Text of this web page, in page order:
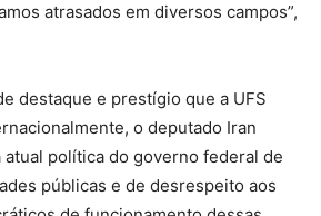
atrasados em diversos campos”,
destaque e prestígio que a UFS
o deputado Iran
atual política do governo federal de
públicas e de desrespeito aos